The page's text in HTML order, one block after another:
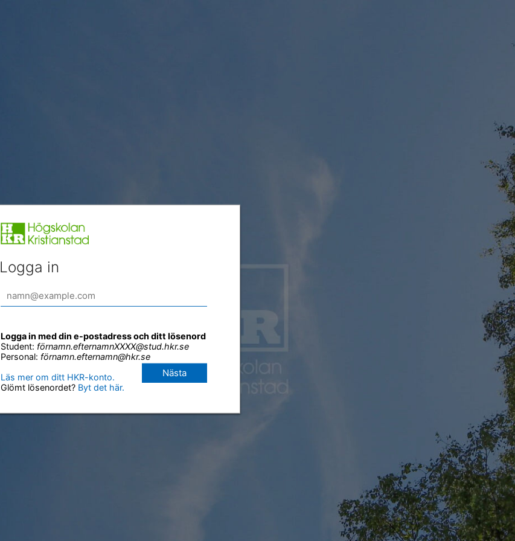
Logga in
Logga in med din e-postadress och ditt lösenord
Student: förnamn.efternamnXXXX@stud.hkr.se
Personal: förnamn.efternamn@hkr.se
Läs mer om ditt HKR-konto.
Glömt lösenordet? Byt det här.
Nästa